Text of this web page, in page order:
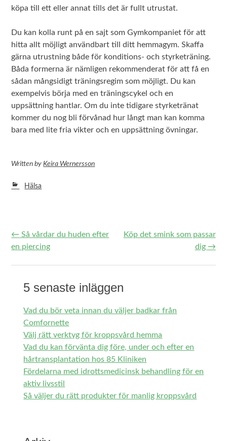
köpa till ett eller annat tills det är fullt utrustat.
Du kan kolla runt på en sajt som Gymkompaniet för att
hitta allt möjligt användbart till ditt hemmagym. Skaffa
gärna utrustning både för konditions- och styrketräning.
Båda formerna är nämligen rekommenderat för att få en
sådan mångsidigt träningsregim som möjligt. Du kan
exempelvis börja med en träningscykel och en
uppsättning hantlar. Om du inte tidigare styrketränat
kommer du nog bli förvånad hur långt man kan komma
bara med lite fria vikter och en uppsättning övningar.
WrittenbyKeira Wernersson
Hälsa
Post navigation
← Så vårdar du huden efter
en piercing
Köp det smink som passar
dig →
5 senaste inläggen
Vad du bör veta innan du väljer badkar från
Comfornette
Välj rätt verktyg för kroppsvård hemma
Vad du kan förvänta dig före, under och efter en
hårtransplantation hos 85 Kliniken
Fördelarna med idrottsmedicinsk behandling för en
aktiv livsstil
Så väljer du rätt produkter för manlig kroppsvård